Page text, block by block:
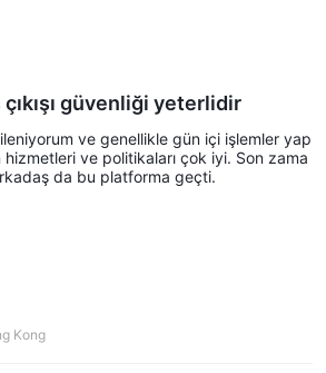
güvenliği yeterlidir
ve genellikle gün içi işlemler yap
ve politikaları çok iyi. Son zama
da bu platforma geçti.
Kong